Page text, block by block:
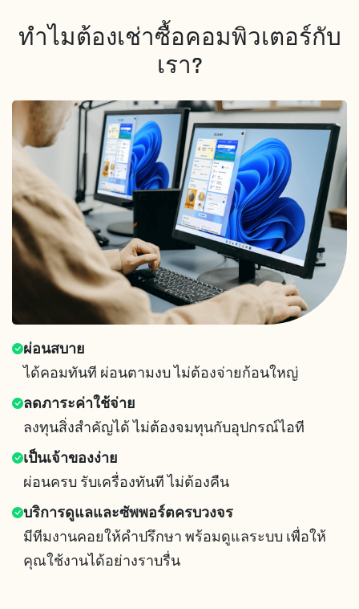
ทำไมต้องเช่าซื้อคอมพิวเตอร์กับ
เรา?
ผ่อนสบาย
ได้คอมทันที ผ่อนตามงบ ไม่ต้องจ่ายก้อนใหญ่
ลดภาระค่าใช้จ่าย
ลงทุนสิ่งสำคัญได้ ไม่ต้องจมทุนกับอุปกรณ์ไอที
เป็นเจ้าของง่าย
ผ่อนครบ รับเครื่องทันที ไม่ต้องคืน
บริการดูแลและซัพพอร์ตครบวงจร
มีทีมงานคอยให้คำปรึกษา พร้อมดูแลระบบ เพื่อให้
คุณใช้งานได้อย่างราบรื่น